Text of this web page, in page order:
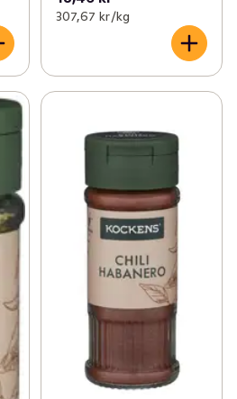
307,67 kr /kg